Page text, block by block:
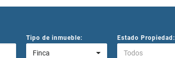
Tipo de inmueble:
Finca
Estado Propiedad:
Todos